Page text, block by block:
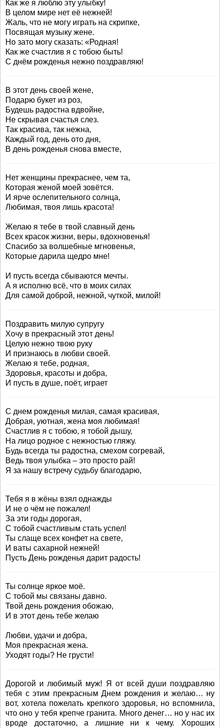
Как же я люблю эту улыбку!
В целом мире нет её нежней!
Жаль, что не могу играть на скрипке,
Посвящая музыку жене.
Но зато могу сказать: «Родная!
Как же счастлив я с тобою быть!
С днём рожденья нежно поздравляю!
В этот день своей жене,
Подарю букет из роз,
Будешь радостна вдвойне,
Не скрывая счастья слез.
Так красива, так нежна,
Каждый год, день ото дня,
В день рожденья снова вместе,
Нет женщины прекраснее, чем та,
Которая женой моей зовётся.
И ярче ослепительного солнца,
Любимая, твоя лишь красота!
Желаю я тебе в твой славный день
Всех красок жизни, веры, вдохновенья!
Спасибо за волшебные мгновенья,
Которые дарила щедро мне!
И пусть всегда сбываются мечты.
А я исполню всё, что в моих силах
Для самой доброй, нежной, чуткой, милой!
Поздравить милую супругу
Хочу в прекрасный этот день!
Целую нежно твою руку
И признаюсь в любви своей.
Желаю я тебе, родная,
Здоровья, красоты и добра,
И пусть в душе, поёт, играет
С днем рожденья милая, самая красивая,
Добрая, уютная, жена моя любимая!
Счастлив я с тобою, я тобой дышу,
На лицо родное с нежностью гляжу.
Будь всегда ты радостна, смехом согревай,
Ведь твоя улыбка – это просто рай!
Я за нашу встречу судьбу благодарю,
Тебя я в жёны взял однажды
И не о чём не пожалел!
За эти годы дорогая,
С тобой счастливым стать успел!
Ты слаще всех конфет на свете,
И ваты сахарной нежней!
Пусть День рожденья дарит радость!
Ты солнце яркое моё.
С тобой мы связаны давно.
Твой день рождения обожаю,
И в этот день тебе желаю
Любви, удачи и добра,
Моя прекрасная жена.
Уходят годы? Не грусти!
Дорогой и любимый муж! Я от всей души поздравляю
тебя с этим прекрасным Днем рождения и желаю… ну
вот, хотела пожелать крепкого здоровья, но вспомнила,
что оно у тебя крепче гранита. Много денег… но у нас их
вроде достаточно, а лишние ни к чему. Хороших